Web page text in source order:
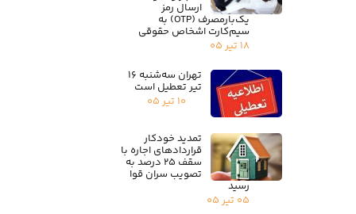
ارسال رمز
یک‌بارمصرف (OTP) به
سیم‌کارت اشخاص حقوقی
۱۸ تیر ۰۵
تهران سه‌شنبه ۱۶
تیر تعطیل است
۱۰ تیر ۰۵
تمدید خودکار
قراردادهای اجاره با
سقف ۲۵ درصد به
تصویب سران قوا
رسید
۰۵ تیر ۰۵